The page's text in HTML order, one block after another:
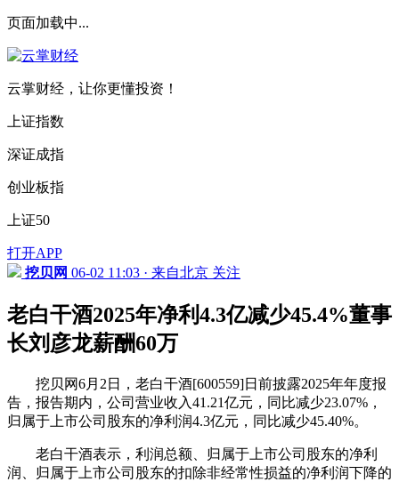
页面加载中...
云掌财经，让你更懂投资！
上证指数
深证成指
创业板指
上证50
打开APP
挖贝网 06-02 11:03 · 来自北京 关注
老白干酒2025年净利4.3亿减少45.4%董事
长刘彦龙薪酬60万
挖贝网6月2日，老白干酒[600559]日前披露2025年年度报
告，报告期内，公司营业收入41.21亿元，同比减少23.07%，
归属于上市公司股东的净利润4.3亿元，同比减少45.40%。
老白干酒表示，利润总额、归属于上市公司股东的净利
润、归属于上市公司股东的扣除非经常性损益的净利润下降的